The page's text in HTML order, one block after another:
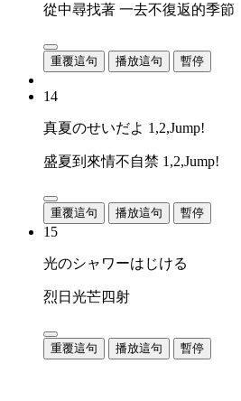
從中尋找著 一去不復返的季節
重覆這句 播放這句 暫停
14
真夏のせいだよ 1,2,Jump!
盛夏到來情不自禁 1,2,Jump!
重覆這句 播放這句 暫停
15
光のシャワーはじける
烈日光芒四射
重覆這句 播放這句 暫停